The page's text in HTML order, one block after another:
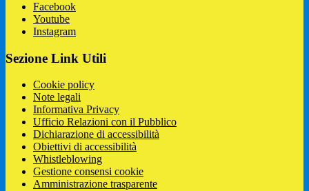
Facebook
Youtube
Instagram
Sezione Link Utili
Cookie policy
Note legali
Informativa Privacy
Ufficio Relazioni con il Pubblico
Dichiarazione di accessibilità
Obiettivi di accessibilità
Whistleblowing
Gestione consensi cookie
Amministrazione trasparente